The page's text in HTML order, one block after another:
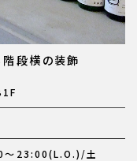
階段横の装飾
23:00(L.O.)/土